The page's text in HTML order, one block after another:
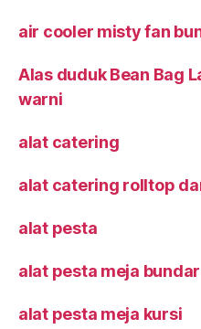
air cooler misty fan
Alas duduk Bean Bag
warni
alat catering
alat catering rolltop
alat pesta
alat pesta meja bundar
alat pesta meja kursi